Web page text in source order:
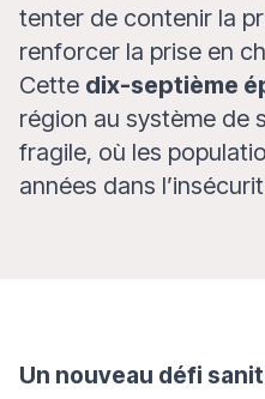
tenter de contenir la
renforcer la prise en
Cette dix-septième
région au système de
fragile, où les
années dans
Un nouveau défi